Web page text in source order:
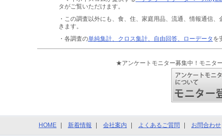
タがご覧いただけます。
・この調査以外にも、食、住、家庭用品、流通、情報通信、
きます。
・各調査の単純集計、クロス集計、自由回答、ローデータ を
★アンケートモニター募集中！モニタ
HOME 新着情報 会社案内 よくあるご質問 お問合わせ